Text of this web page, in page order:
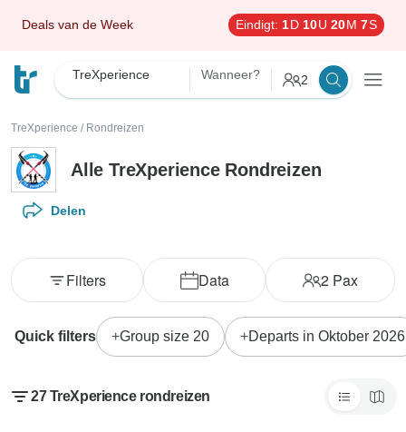
Deals van de Week Eindigt: 1D 10U 20M 5S
TreXperience Wanneer? 2
TreXperience / Rondreizen
Alle TreXperience Rondreizen
Delen
Data 2 Pax
Filters
Quick filters Group size 20 Departs in Oktober 2026
27 TreXperience rondreizen